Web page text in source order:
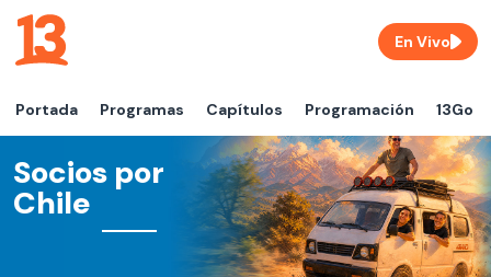
Portada Programas Capítulos Programación 13Go
En Vivo
Socios por
Chile